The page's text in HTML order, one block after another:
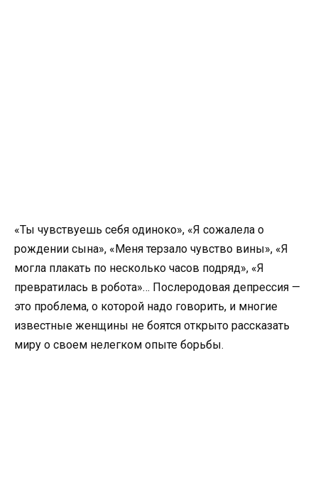
«Ты чувствуешь себя одиноко», «Я сожалела о
рождении сына», «Меня терзало чувство вины», «Я
могла плакать по несколько часов подряд», «Я
превратилась в робота»… Послеродовая депрессия —
это проблема, о которой надо говорить, и многие
известные женщины не боятся открыто рассказать
миру о своем нелегком опыте борьбы.